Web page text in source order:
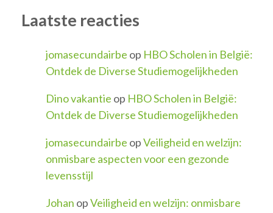
Laatste reacties
jomasecundairbe op HBO Scholen in België:
Ontdek de Diverse Studiemogelijkheden
Dino vakantie op HBO Scholen in België:
Ontdek de Diverse Studiemogelijkheden
jomasecundairbe opVeiligheid en welzijn:
onmisbare aspecten voor een gezonde
levensstijl
Johan opVeiligheid en welzijn: onmisbare